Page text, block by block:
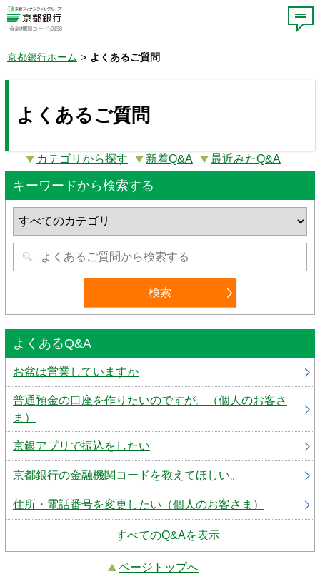
金融機関コード:0158
京都銀行ホーム > よくあるご質問
よくあるご質問
カテゴリから探す 新着Q&A 最近みたQ&A
キーワードから検索する
よくあるQ&A
お盆は営業していますか
普通預金の口座を作りたいのですが。（個人のお客さ
ま）
京銀アプリで振込をしたい
京都銀行の金融機関コードを教えてほしい。
住所・電話番号を変更したい（個人のお客さま）
すべてのQ&Aを表示
ページトップへ